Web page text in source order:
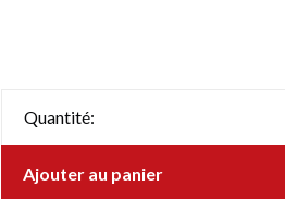
Quantité:
Ajouter au panier